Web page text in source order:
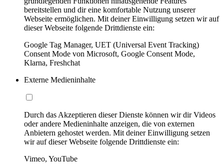
bereitstellen und dir eine komfortable Nutzung unserer
Webseite ermöglichen. Mit deiner Einwilligung setzen wir auf
dieser Webseite folgende Drittdienste ein:
Google Tag Manager, UET (Universal Event Tracking)
Consent Mode von Microsoft, Google Consent Mode,
Klarna, Freshchat
Externe Medieninhalte
Durch das Akzeptieren dieser Dienste können wir dir Videos
oder andere Medieninhalte anzeigen, die von externen
Anbietern gehostet werden. Mit deiner Einwilligung setzen
wir auf dieser Webseite folgende Drittdienste ein:
Vimeo, YouTube